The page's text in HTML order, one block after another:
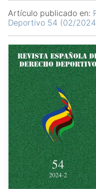
Artículo publicado en:
Deportivo 54 (02/